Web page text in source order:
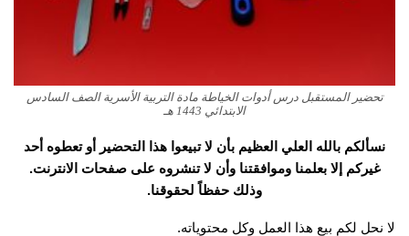
تحضير المستقبل درس أدوات الخياطة مادة التربية الأسرية الصف السادس
الابتدائي 1443 هـ
نسألكم بالله العلي العظيم بأن لا تبيعوا هذا التحضير أو تعطوه أحد
غيركم إلا بعلمنا وموافقتنا وأن لا تنشروه على صفحات الانترنت.
وذلك حفظاً لحقوقنا.
لا نحل لكم بيع هذا العمل وكل محتوياته.